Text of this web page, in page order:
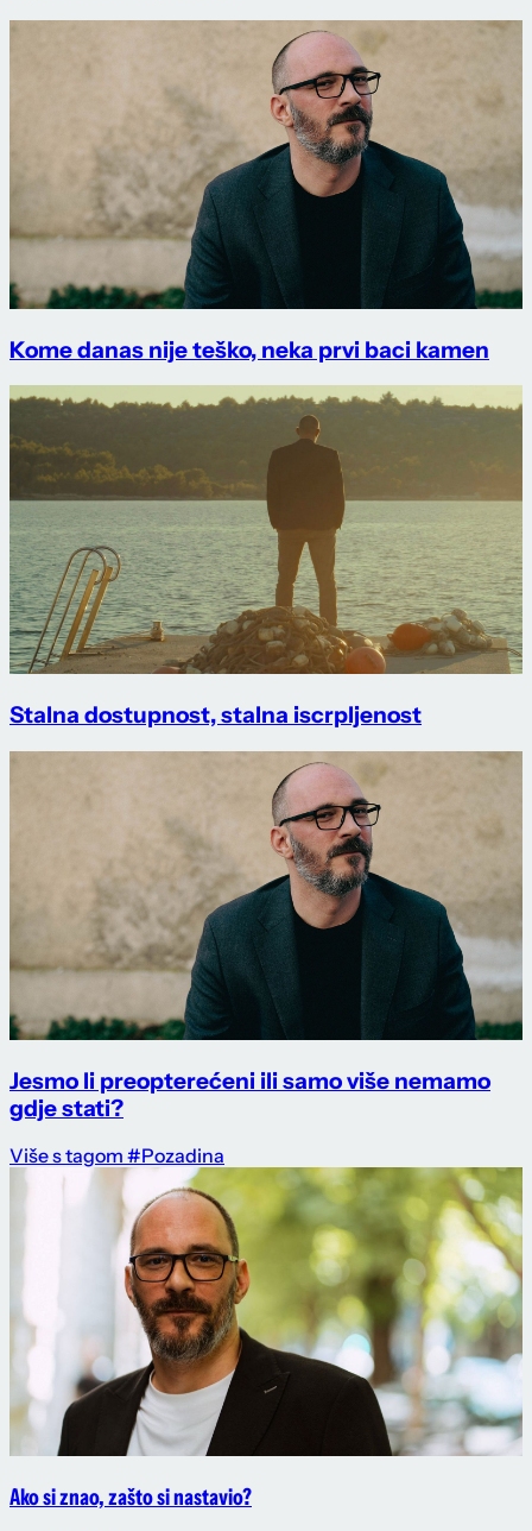
Kome danas nije teško, neka prvi baci kamen
Stalna dostupnost, stalna iscrpljenost
Jesmo li preopterećeni ili samo više nemamo
gdje stati?
Više s tagom #Pozadina
Ako si znao, zašto si nastavio?